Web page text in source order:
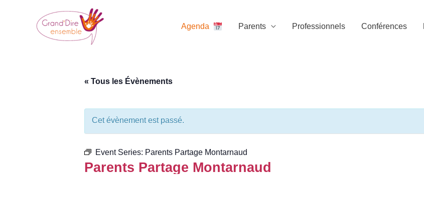
Agenda Parents Professionnels Conférences
« Tous les Évènements
Cet évènement est passé.
Event Series: Parents Partage Montarnaud
Parents Partage Montarnaud